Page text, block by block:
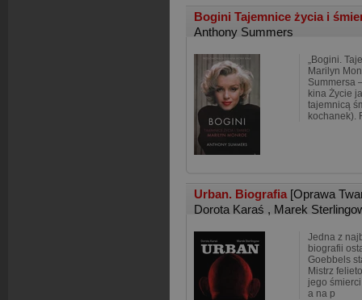
Bogini Tajemnice życia i
Anthony Summers
„Bogini.
Marilyn
Summersa
kina Życie
tajemnicą
kochanek).
Urban. Biografia [Oprawa
Dorota Karaś , Marek
Jedna z
biografii
Goebbels
Mistrz
jego śmierci
a na p